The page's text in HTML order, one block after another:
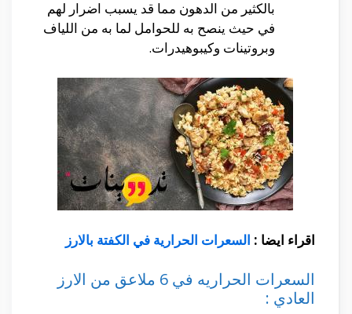
بالكثير من الدهون مما قد يسبب اضرار لهم
في حيث ينصح به للحوامل لما به من اللياف
وبروتينات وكيبوهيدرات.
اقراء ايضا : السعرات الحرارية في الكفتة بالارز
السعرات الحراريه في 6 ملاعق من الارز
العادي :